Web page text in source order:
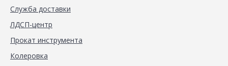
Служба доставки
ЛДСП-центр
Прокат инструмента
Колеровка